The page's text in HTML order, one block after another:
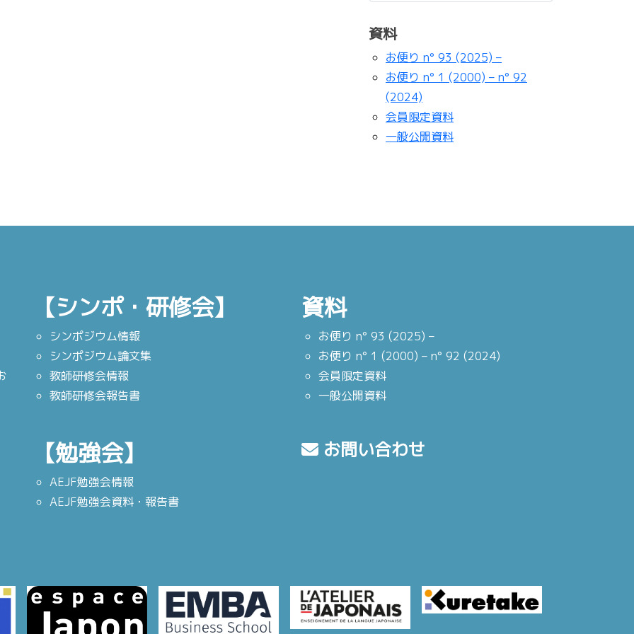
資料
お便り n° 93 (2025) –
お便り n° 1 (2000) – n° 92
(2024)
会員限定資料
一般公開資料
【シンポ・研修会】
シンポジウム情報
シンポジウム論文集
教師研修会情報
教師研修会報告書
【勉強会】
AEJF勉強会情報
AEJF勉強会資料・報告書
資料
お便り n° 93 (2025) –
お便り n° 1 (2000) – n° 92 (2024)
会員限定資料
一般公開資料
お問い合わせ